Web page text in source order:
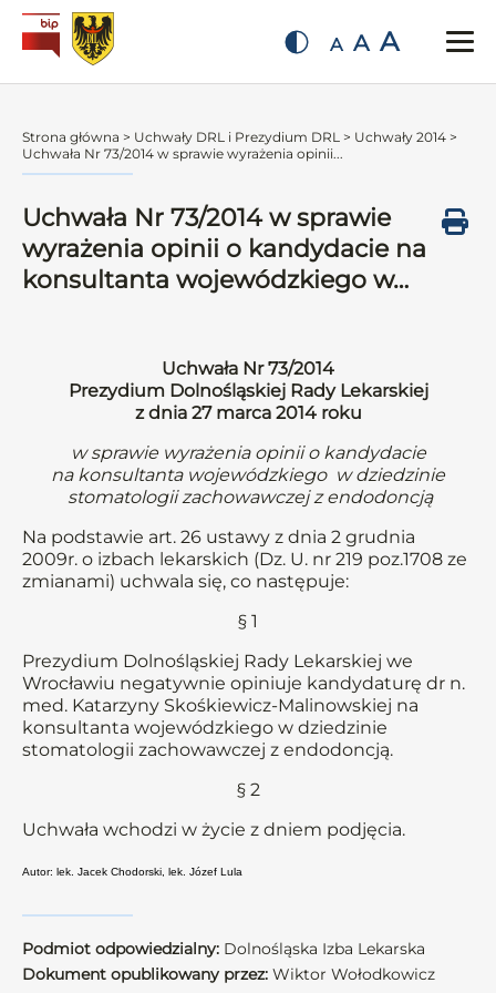
A A A
Strona główna > Uchwały DRL i Prezydium DRL > Uchwały 2014 >
Uchwała Nr 73/2014 w sprawie wyrażenia opinii...
Uchwała Nr 73/2014 w sprawie
wyrażenia opinii o kandydacie na
konsultanta wojewódzkiego w…
Uchwała Nr 73/2014
Prezydium Dolnośląskiej Rady Lekarskiej
z dnia 27 marca 2014 roku
w sprawie wyrażenia opinii o kandydacie
na konsultanta wojewódzkiego w dziedzinie
stomatologii zachowawczej z endodoncją
Na podstawie art. 26 ustawy z dnia 2 grudnia
2009r. o izbach lekarskich (Dz. U. nr 219 poz.1708 ze
zmianami) uchwala się, co następuje:
§ 1
Prezydium Dolnośląskiej Rady Lekarskiej we
Wrocławiu negatywnie opiniuje kandydaturę dr n.
med. Katarzyny Skośkiewicz-Malinowskiej na
konsultanta wojewódzkiego w dziedzinie
stomatologii zachowawczej z endodoncją.
§ 2
Uchwała wchodzi w życie z dniem podjęcia.
Autor: lek. Jacek Chodorski, lek. Józef Lula
Podmiot odpowiedzialny: Dolnośląska Izba Lekarska
Dokument opublikowany przez: Wiktor Wołodkowicz